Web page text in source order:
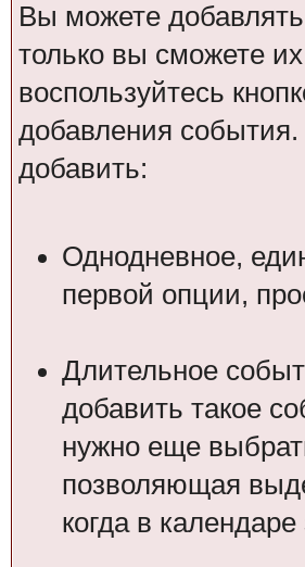
Вы можете
только вы сможете
воспользуйтесь
добавления
добавить:
Однодневное,
первой опции,
Длительное
добавить такое
нужно еще
позволяющая
когда в